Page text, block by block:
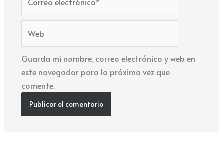
electrónico*
Guarda mi nombre, correo electrónico y web en
este navegador para la próxima vez que
comente.